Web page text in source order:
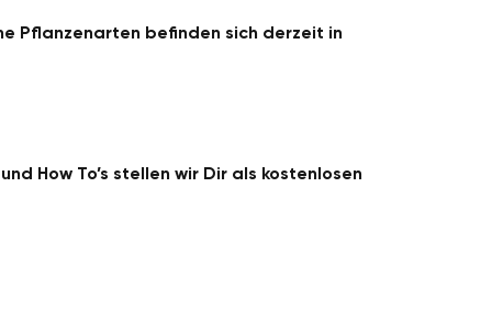
Pflanzenarten befinden sich derzeit in
How To’s stellen wir Dir als kostenlosen